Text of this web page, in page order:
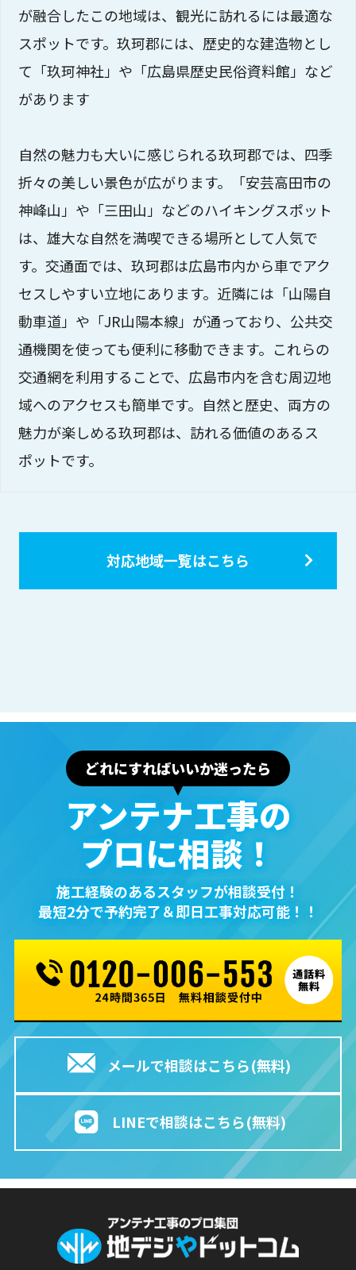
が融合したこの地域は、観光に訪れるには最適な
スポットです。玖珂郡には、歴史的な建造物とし
て「玖珂神社」や「広島県歴史民俗資料館」など
があります
自然の魅力も大いに感じられる玖珂郡では、四季
折々の美しい景色が広がります。「安芸高田市の
神峰山」や「三田山」などのハイキングスポット
は、雄大な自然を満喫できる場所として人気で
す。交通面では、玖珂郡は広島市内から車でアク
セスしやすい立地にあります。近隣には「山陽自
動車道」や「JR山陽本線」が通っており、公共交
通機関を使っても便利に移動できます。これらの
交通網を利用することで、広島市内を含む周辺地
域へのアクセスも簡単です。自然と歴史、両方の
魅力が楽しめる玖珂郡は、訪れる価値のあるス
ポットです。
対応地域一覧はこちら
どれにすればいいか迷ったら
アンテナ⼯事の
プロに相談！
施⼯経験のあるスタッフが相談受付！
最短2分で予約完了＆即⽇⼯事対応可能！！
メールで相談はこちら(無料)
LINEで相談はこちら(無料)